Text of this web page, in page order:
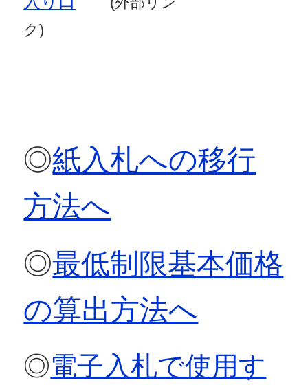
ク)
◎紙入札への移行
方法へ
◎最低制限基本価格
の算出方法へ
◎電子入札で使用す